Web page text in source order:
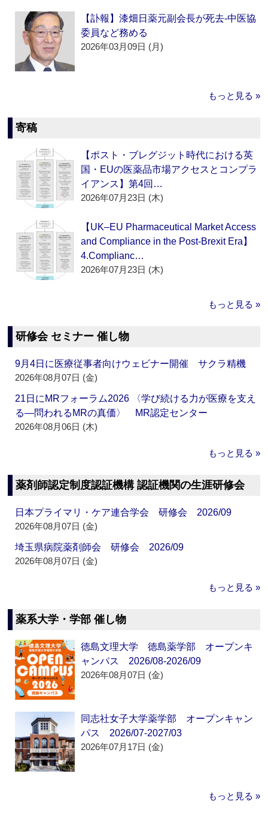
【訃報】漆畑日薬元副会長が死去‐中医協
委員など務める
2026年03月09日 (月)
もっと見る »
寄稿
【ポスト・ブレグジット時代における英
国・EUの医薬品市場アクセスとコンプラ
イアンス】第4回…
2026年07月23日 (木)
【UK–EU Pharmaceutical Market Access
and Compliance in the Post-Brexit Era】
4.Complianc…
2026年07月23日 (木)
もっと見る »
研修会 セミナー 催し物
9月4日に医療従事者向けウェビナー開催 サクラ精機
2026年08月07日 (金)
21日にMRフォーラム2026 〈学び続ける力が医療を支え
る―問われるMRの真価〉 MR認定センター
2026年08月06日 (木)
もっと見る »
薬剤師認定制度認証機構 認証機関の生涯研修会
日本プライマリ・ケア連合学会 研修会 2026/09
2026年08月07日 (金)
埼玉県病院薬剤師会 研修会 2026/09
2026年08月07日 (金)
もっと見る »
薬系大学・学部 催し物
徳島文理大学 徳島薬学部 オープンキ
ャンパス 2026/08-2026/09
2026年08月07日 (金)
同志社女子大学薬学部 オープンキャン
パス 2026/07-2027/03
2026年07月17日 (金)
もっと見る »